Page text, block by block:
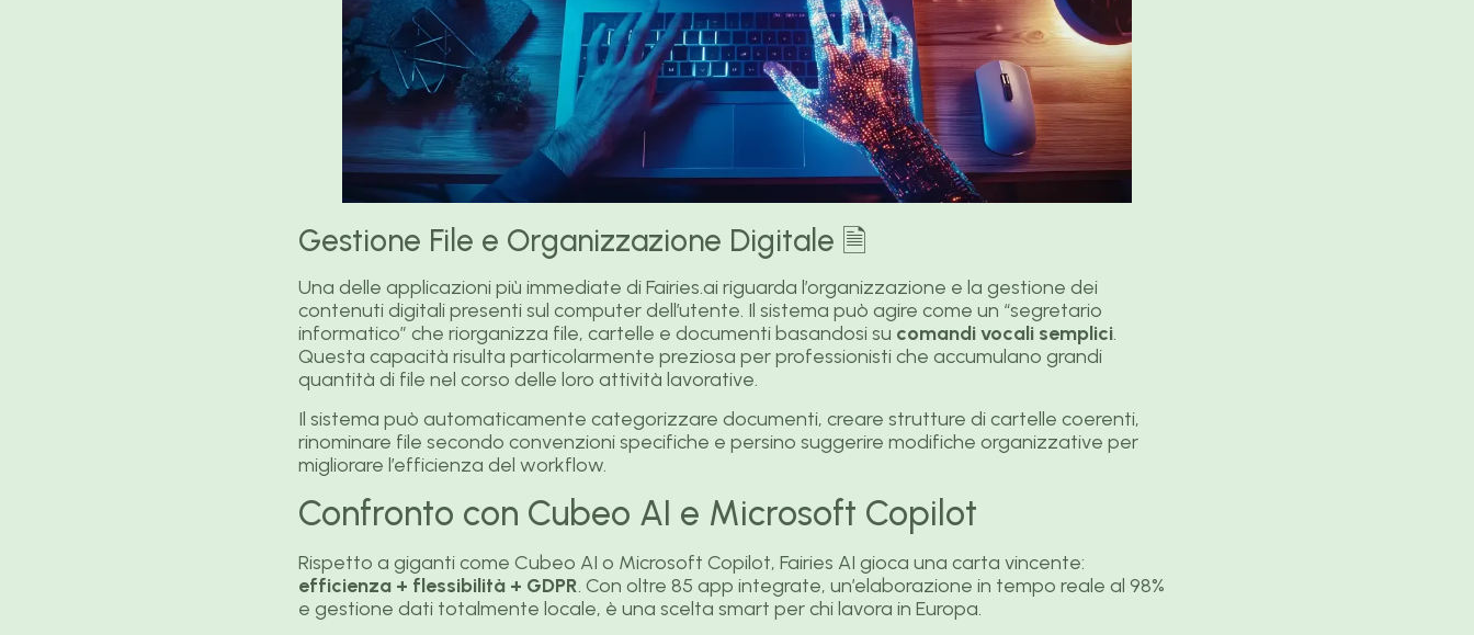
Gestione File e Organizzazione Digitale 🗎
Una delle applicazioni più immediate di Fairies.ai riguarda l’organizzazione e la gestione dei
contenuti digitali presenti sul computer dell’utente. Il sistema può agire come un “segretario
informatico” che riorganizza file, cartelle e documenti basandosi su comandi vocali semplici.
Questa capacità risulta particolarmente preziosa per professionisti che accumulano grandi
quantità di file nel corso delle loro attività lavorative.
Il sistema può automaticamente categorizzare documenti, creare strutture di cartelle coerenti,
rinominare file secondo convenzioni specifiche e persino suggerire modifiche organizzative per
migliorare l’efficienza del workflow.
Confronto con Cubeo AI e Microsoft Copilot
Rispetto a giganti come Cubeo AI o Microsoft Copilot, Fairies AI gioca una carta vincente:
efficienza + flessibilità + GDPR. Con oltre 85 app integrate, un’elaborazione in tempo reale al 98%
e gestione dati totalmente locale, è una scelta smart per chi lavora in Europa.